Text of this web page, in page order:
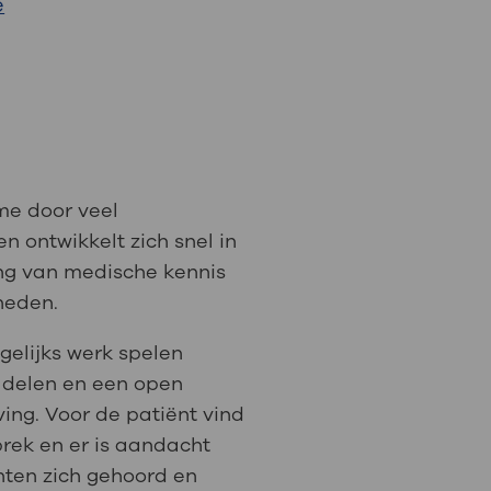
door veel
ontwikkelt zich snel in
van medische kennis
werk spelen
en een open
Voor de patiënt vind
en er is aandacht
zich gehoord en